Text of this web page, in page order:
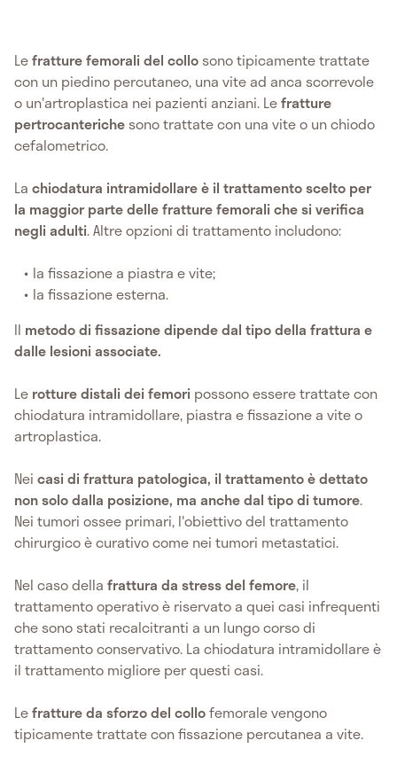
Lefratture femorali del collo sono tipicamente trattate
con un piedino percutaneo, una vite ad anca scorrevole
o un'artroplastica nei pazienti anziani. Lefratture
pertrocanteriche sono trattate con una vite o un chiodo
cefalometrico.
La chiodatura intramidollare è il trattamento scelto per
la maggior parte delle fratture femorali che si verifica
negli adulti. Altre opzioni di trattamento includono:
la fissazione a piastra e vite;
la fissazione esterna.
Il metodo di fissazione dipende dal tipo della frattura e
dalle lesioni associate.
Le rotture distali dei femori possono essere trattate con
chiodatura intramidollare, piastra e fissazione a vite o
artroplastica.
Nei casi di frattura patologica, il trattamento è dettato
non solo dalla posizione, ma anche dal tipo di tumore.
Nei tumori ossee primari, l'obiettivo del trattamento
chirurgico è curativo come nei tumori metastatici.
Nel caso della frattura da stress del femore, il
trattamento operativo è riservato a quei casi infrequenti
che sono stati recalcitranti a un lungo corso di
trattamento conservativo. La chiodatura intramidollare è
il trattamento migliore per questi casi.
Lefratture da sforzo del collofemorale vengono
tipicamente trattate con fissazione percutanea a vite.